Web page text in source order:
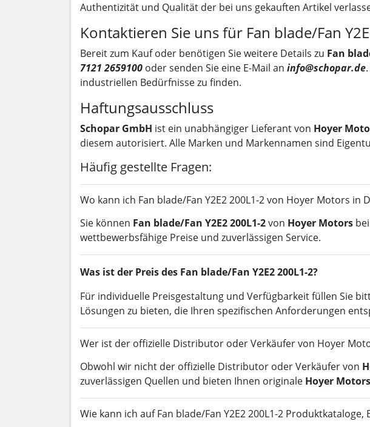
Authentizität und Qualität der bei uns gekauften Artikel
Kontaktieren Sie uns für Fan blade/Fan
Bereit zum Kauf oder benötigen Sie weitere Details zu Fan
7121 2659100 oder senden Sie eine E-Mail an info@schopar.de
industriellen Bedürfnisse zu finden.
Haftungsausschluss
Schopar GmbH ist ein unabhängiger Lieferant von Hoyer
diesem autorisiert. Alle Marken und Markennamen sind
Häufig gestellte Fragen:
Wo kann ich Fan blade/Fan Y2E2 200L1-2 von Hoyer Motors in
Sie können Fan blade/Fan Y2E2 200L1-2von Hoyer Motors bei
wettbewerbsfähige Preise und zuverlässigen Service.
Was ist der Preis des Fan blade/Fan Y2E2 200L1-2?
Für individuelle Preisgestaltung und Verfügbarkeit füllen Sie
Lösungen zu bieten, die Ihren spezifischen Anforderungen
Wer ist der offizielle Distributor oder Verkäufer von Hoyer
Obwohl wir nicht der offizielle Distributor oder Verkäufer von
zuverlässigen Quellen und bieten Ihnen originale Hoyer Motors
Wie kann ich auf Fan blade/Fan Y2E2 200L1-2